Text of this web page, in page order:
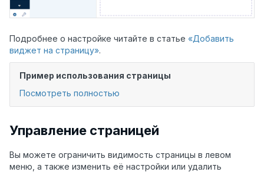
Подробнее о настройке читайте в статье «Добавить
виджет на страницу».
Пример использования страницы
Посмотреть полностью
Управление страницей
Вы можете ограничить видимость страницы в левом
меню, а также изменить её настройки или удалить